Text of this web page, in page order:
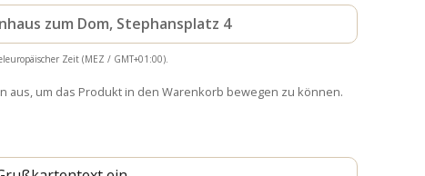
zum Dom, Stephansplatz 4
Zeit (MEZ / GMT+01:00).
um das Produkt in den Warenkorb bewegen zu können.